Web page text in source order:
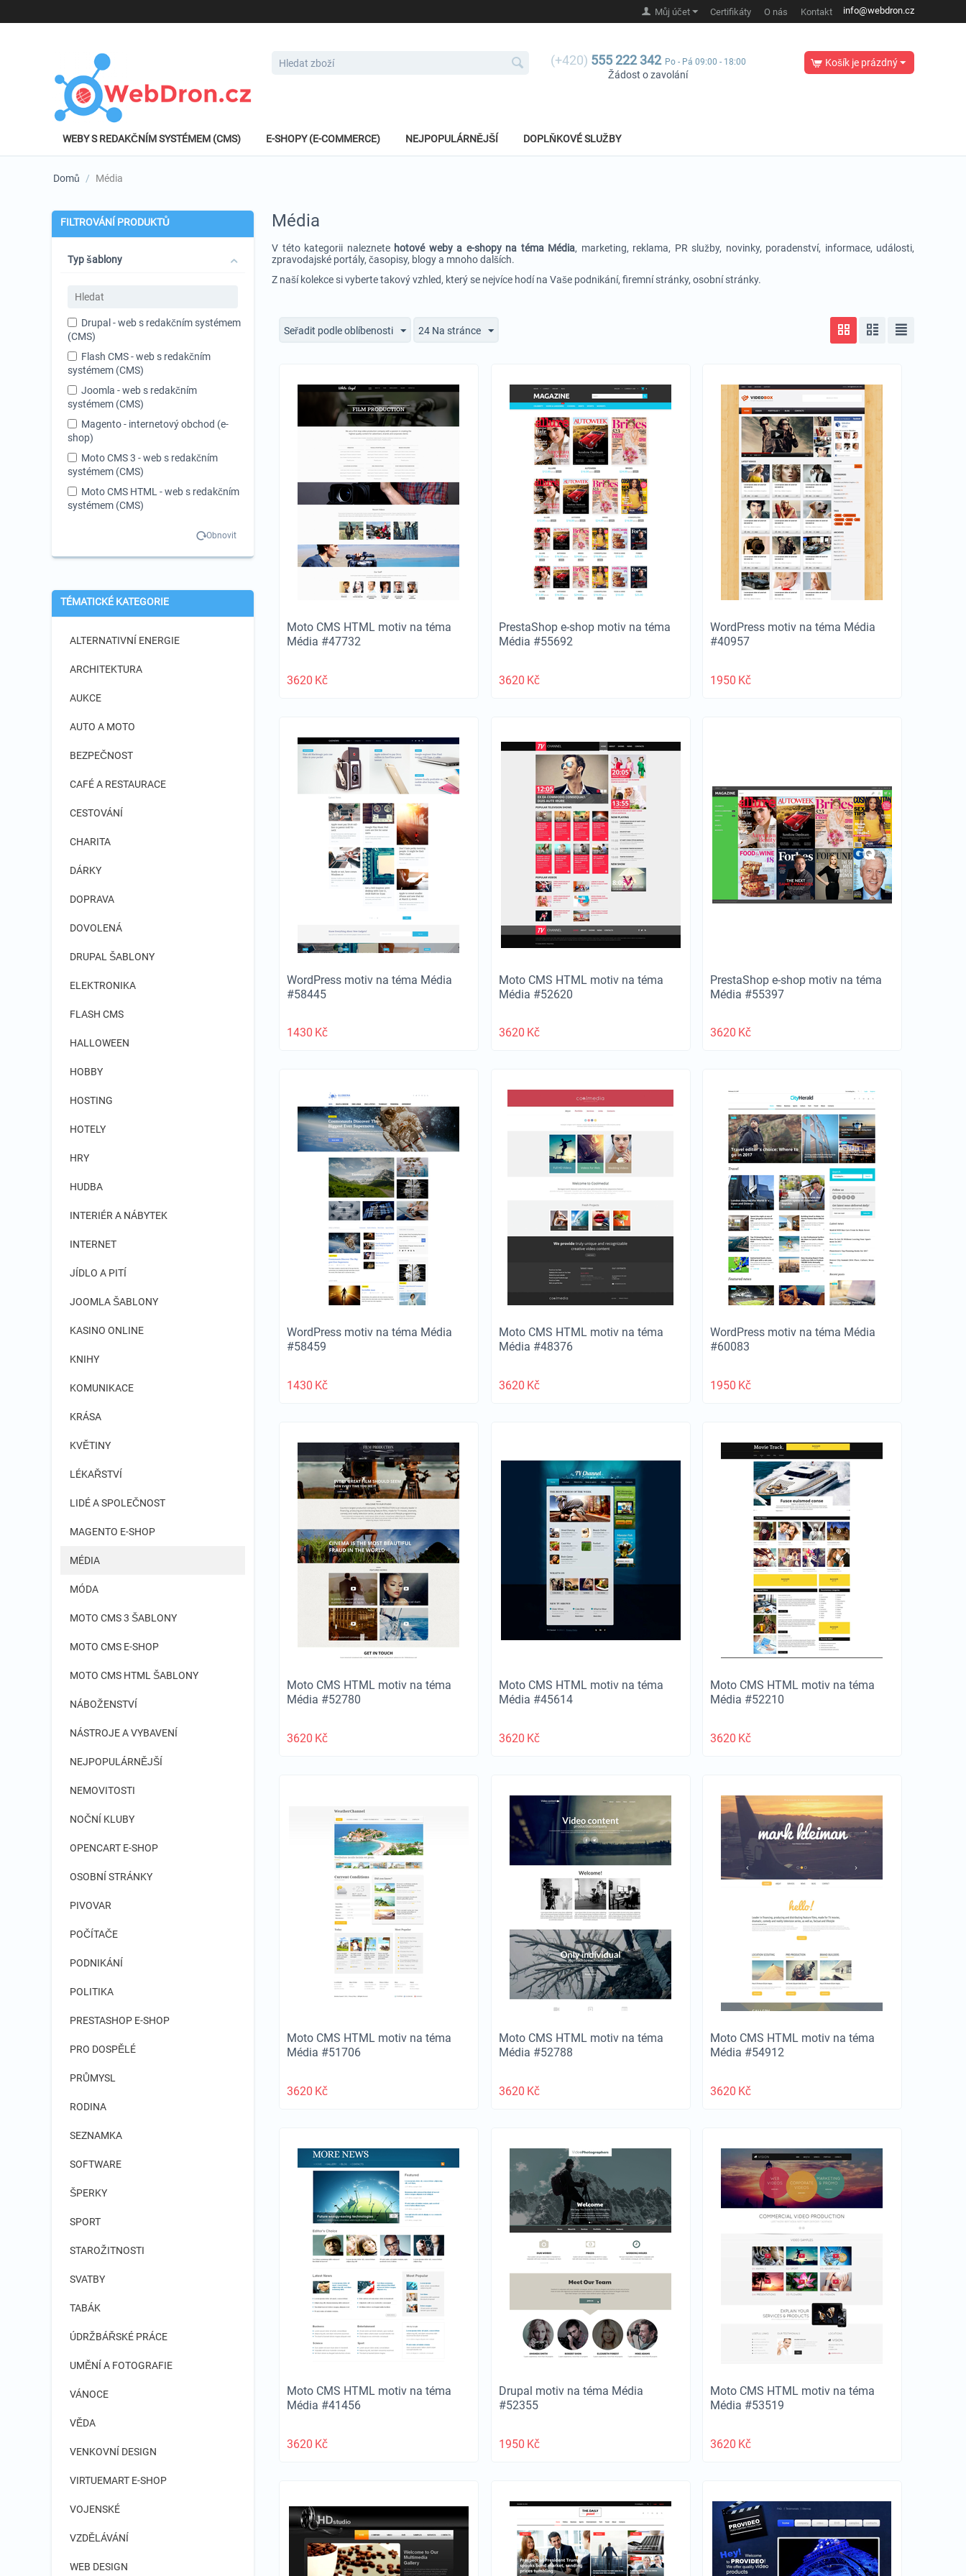
info@webdron.cz
Certifikáty O nás Kontakt
Můj účet
(+420) 555 222 342 Po - Pá 09:00 - 18:00
Žádost o zavolání
Košík je prázdný
WEBY S REDAKČNÍM SYSTÉMEM (CMS) E-SHOPY (E-COMMERCE) NEJPOPULÁRNĚJŠÍ DOPLŇKOVÉ SLUŽBY
Domů / Média
FILTROVÁNÍ PRODUKTŮ
Typ šablony
Drupal - web s redakčním systémem
(CMS)
Flash CMS - web s redakčním
systémem (CMS)
Joomla - web s redakčním
systémem (CMS)
Magento - internetový obchod (e-
shop)
Moto CMS 3 - web s redakčním
systémem (CMS)
Moto CMS HTML - web s redakčním
systémem (CMS)
PrestaShop - internetový obchod (e-
VirtueMart - internetový obchod (e-
shop)
obchod (e-shop)
systémem (CMS)
Zen Cart - internetový obchod (e-
Obnovit
TÉMATICKÉ KATEGORIE
ALTERNATIVNÍ ENERGIE
ARCHITEKTURA
AUKCE
AUTO A MOTO
BEZPEČNOST
CAFÉ A RESTAURACE
CESTOVÁNÍ
CHARITA
DÁRKY
DOPRAVA
DOVOLENÁ
DRUPAL ŠABLONY
ELEKTRONIKA
FLASH CMS
HALLOWEEN
HOBBY
HOSTING
HOTELY
HRY
HUDBA
INTERIÉR A NÁBYTEK
INTERNET
JÍDLO A PITÍ
JOOMLA ŠABLONY
KASINO ONLINE
KNIHY
KOMUNIKACE
KRÁSA
KVĚTINY
LÉKAŘSTVÍ
LIDÉ A SPOLEČNOST
MAGENTO E-SHOP
MÉDIA
MÓDA
MOTO CMS 3 ŠABLONY
MOTO CMS E-SHOP
MOTO CMS HTML ŠABLONY
NÁBOŽENSTVÍ
NÁSTROJE A VYBAVENÍ
NEJPOPULÁRNĚJŠÍ
NEMOVITOSTI
NOČNÍ KLUBY
OPENCART E-SHOP
OSOBNÍ STRÁNKY
PIVOVAR
POČÍTAČE
PODNIKÁNÍ
POLITIKA
PRESTASHOP E-SHOP
PRO DOSPĚLÉ
PRŮMYSL
RODINA
SEZNAMKA
SOFTWARE
ŠPERKY
SPORT
STAROŽITNOSTI
SVATBY
TABÁK
ÚDRŽBÁŘSKÉ PRÁCE
UMĚNÍ A FOTOGRAFIE
VÁNOCE
VĚDA
VENKOVNÍ DESIGN
VIRTUEMART E-SHOP
VOJENSKÉ
VZDĚLÁVÁNÍ
WEB DESIGN
Média
V této kategorii naleznete hotové weby a e-shopy na téma Média, marketing, reklama, PR služby, novinky, poradenství, informace, události,
zpravodajské portály, časopisy, blogy a mnoho dalších.
Z naší kolekce si vyberte takový vzhled, který se nejvíce hodí na Vaše podnikání, firemní stránky, osobní stránky.
Seřadit podle oblíbenosti 24 Na stránce
Moto CMS HTML motiv na téma
Média #47732
3620 Kč
PrestaShop e-shop motiv na téma
Média #55692
3620 Kč
WordPress motiv na téma Média
#40957
1950 Kč
WordPress motiv na téma Média
#58445
1430 Kč
Moto CMS HTML motiv na téma
Média #52620
3620 Kč
PrestaShop e-shop motiv na téma
Média #55397
3620 Kč
WordPress motiv na téma Média
#58459
1430 Kč
Moto CMS HTML motiv na téma
Média #48376
3620 Kč
WordPress motiv na téma Média
#60083
1950 Kč
Moto CMS HTML motiv na téma
Média #52780
3620 Kč
Moto CMS HTML motiv na téma
Média #45614
3620 Kč
Moto CMS HTML motiv na téma
Média #52210
3620 Kč
Moto CMS HTML motiv na téma
Média #51706
3620 Kč
Moto CMS HTML motiv na téma
Média #52788
3620 Kč
Moto CMS HTML motiv na téma
Média #54912
3620 Kč
Moto CMS HTML motiv na téma
Média #41456
3620 Kč
Drupal motiv na téma Média
#52355
1950 Kč
Moto CMS HTML motiv na téma
Média #53519
3620 Kč